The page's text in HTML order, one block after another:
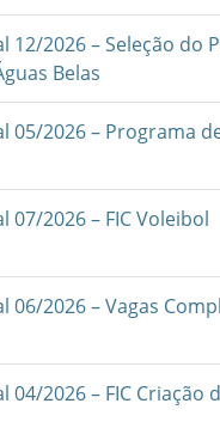
12/2026 – Seleção do
Belas
05/2026 – Programa
07/2026 – FIC Voleibol
06/2026 – Vagas
04/2026 – FIC Criação